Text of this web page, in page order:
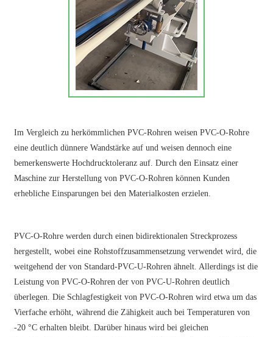
Im Vergleich zu herkömmlichen PVC-Rohren weisen PVC-O-Rohre
eine deutlich dünnere Wandstärke auf und weisen dennoch eine
bemerkenswerte Hochdrucktoleranz auf. Durch den Einsatz einer
Maschine zur Herstellung von PVC-O-Rohren können Kunden
erhebliche Einsparungen bei den Materialkosten erzielen.
PVC-O-Rohre werden durch einen bidirektionalen Streckprozess
hergestellt, wobei eine Rohstoffzusammensetzung verwendet wird, die
weitgehend der von Standard-PVC-U-Rohren ähnelt. Allerdings ist die
Leistung von PVC-O-Rohren der von PVC-U-Rohren deutlich
überlegen. Die Schlagfestigkeit von PVC-O-Rohren wird etwa um das
Vierfache erhöht, während die Zähigkeit auch bei Temperaturen von
-20 °C erhalten bleibt. Darüber hinaus wird bei gleichen